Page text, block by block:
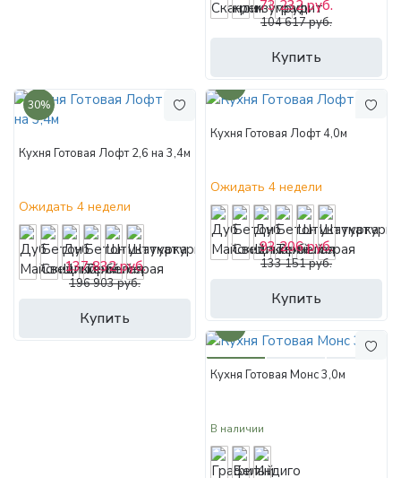
Купить
73 232 руб.
104 617 руб.
30%
Кухня Готовая Лофт 2,6 на 3,4м
Ожидать 4 недели
Купить
137 832 руб.
196 903 руб.
Кухня Готовая Лофт 4,0м
Ожидать 4 недели
Купить
93 206 руб.
133 151 руб.
Кухня Готовая Монс 3,0м
В наличии